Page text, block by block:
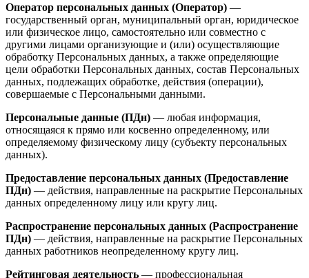
Оператор персональных данных (Оператор) —
государственный орган, муниципальный орган, юридическое
или физическое лицо, самостоятельно или совместно с
другими лицами организующие и (или) осуществляющие
обработку Персональных данных, а также определяющие
цели обработки Персональных данных, состав Персональных
данных, подлежащих обработке, действия (операции),
совершаемые с Персональными данными.
Персональные данные (ПДн) — любая информация,
относящаяся к прямо или косвенно определенному, или
определяемому физическому лицу (субъекту персональных
данных).
Предоставление персональных данных (Предоставление
ПДн) — действия, направленные на раскрытие Персональных
данных определенному лицу или кругу лиц.
Распространение персональных данных (Распространение
ПДн) — действия, направленные на раскрытие Персональных
данных работников неопределенному кругу лиц.
Рейтинговая деятельность — профессиональная